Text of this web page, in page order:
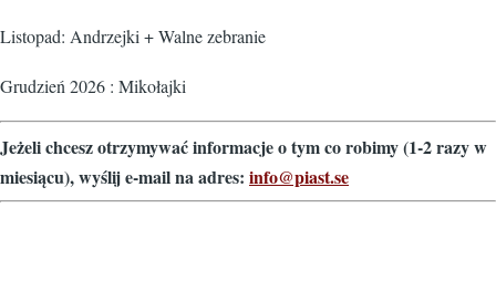
Listopad: Andrzejki + Walne zebranie
Grudzień 2026 : Mikołajki
Jeżeli chcesz otrzymywać informacje o tym co robimy (1-2 razy w
miesiącu), wyślij e-mail na adres: info@piast.se